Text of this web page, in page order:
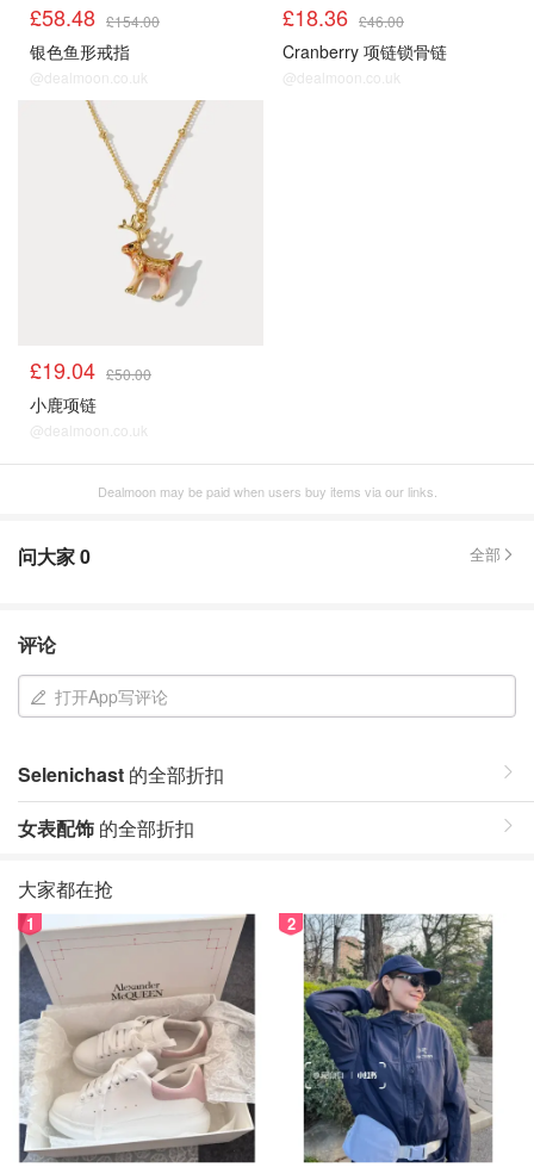
£58.48 £154.00
银色鱼形戒指
@dealmoon.co.uk
£18.36 £46.00
Cranberry 项链锁骨链
@dealmoon.co.uk
£19.04 £50.00
小鹿项链
@dealmoon.co.uk
Dealmoon may be paid when users buy items via our links.
问大家0 全部
评论
打开App写评论
Selenichast 的全部折扣
女表配饰 的全部折扣
大家都在抢
1 2